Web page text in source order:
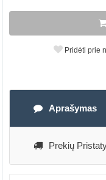
Pridėti prie
Aprašymas
Prekių